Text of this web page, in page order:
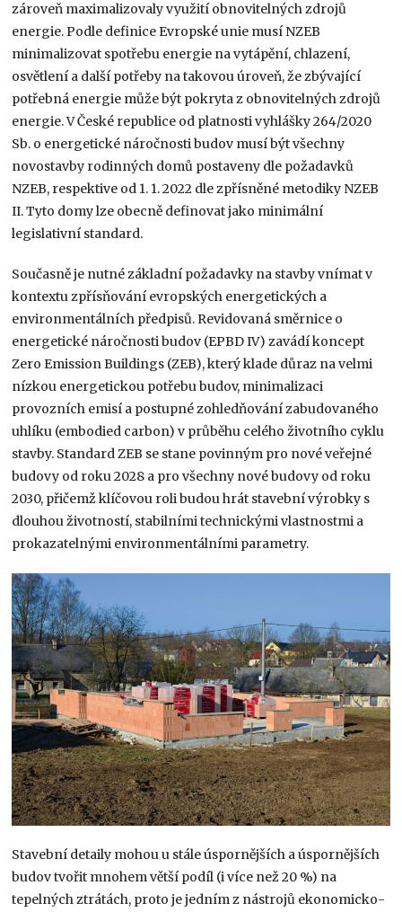
zároveň maximalizovaly využití obnovitelných zdrojů
energie. Podle definice Evropské unie musí NZEB
minimalizovat spotřebu energie na vytápění, chlazení,
osvětlení a další potřeby na takovou úroveň, že zbývající
potřebná energie může být pokryta z obnovitelných zdrojů
energie. V České republice od platnosti vyhlášky 264/2020
Sb. o energetické náročnosti budov musí být všechny
novostavby rodinných domů postaveny dle požadavků
NZEB, respektive od 1. 1. 2022 dle zpřísněné metodiky NZEB
II. Tyto domy lze obecně definovat jako minimální
legislativní standard.
Současně je nutné základní požadavky na stavby vnímat v
kontextu zpřísňování evropských energetických a
environmentálních předpisů. Revidovaná směrnice o
energetické náročnosti budov (EPBD IV) zavádí koncept
Zero Emission Buildings (ZEB), který klade důraz na velmi
nízkou energetickou potřebu budov, minimalizaci
provozních emisí a postupné zohledňování zabudovaného
uhlíku (embodied carbon) v průběhu celého životního cyklu
stavby. Standard ZEB se stane povinným pro nové veřejné
budovy od roku 2028 a pro všechny nové budovy od roku
2030, přičemž klíčovou roli budou hrát stavební výrobky s
dlouhou životností, stabilními technickými vlastnostmi a
prokazatelnými environmentálními parametry.
Stavební detaily mohou u stále úspornějších a úspornějších
budov tvořit mnohem větší podíl (i více než 20 %) na
tepelných ztrátách, proto je jedním z nástrojů ekonomicko-